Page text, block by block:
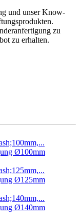
und unser Know-
zu
zu erhalten.
Ø100mm
Ø125mm
Ø140mm